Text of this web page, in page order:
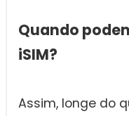
Quando
iSIM?
Assim, longe do